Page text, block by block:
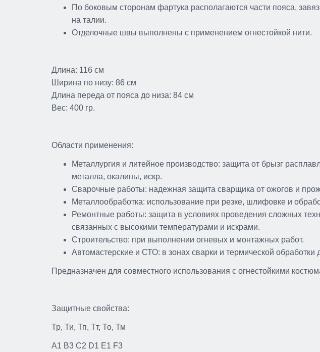
По боковым сторонам фартука располагаются части пояса,
на талии.
Отделочные швы выполнены с применением огнестойкой нити.
Длина: 116 см
Ширина по низу: 86 см
Длина переда от пояса до низа: 84 см
Вес: 400 гр.
Области применения:
Металлургия и литейное производство: защита от брызг
металла, окалины, искр.
Сварочные работы: надежная защита сварщика от ожогов и
Металлообработка: использование при резке, шлифовке и
Ремонтные работы: защита в условиях проведения сложных
связанных с высокими температурами и искрами.
Строительство: при выполнении огневых и монтажных работ.
Автомастерские и СТО: в зонах сварки и термической обработки
Предназначен для совместного использования с огнестойкими
Защитные свойства:
Тр, Ти, Тп, Тт, То, Тм
A1 B3 C2 D1 E1 F3
170-176, 44-46 / 182-188, ...